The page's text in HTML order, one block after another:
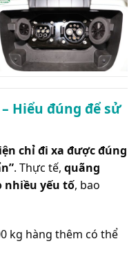
Hiểu đúng để sử
chỉ đi xa được đúng
. Thực tế, quãng
nhiều yếu tố, bao
kg hàng thêm có thể